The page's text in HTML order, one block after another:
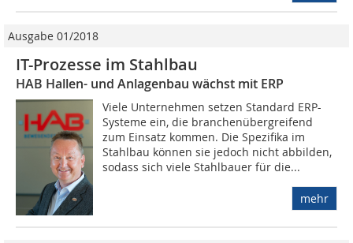
Ausgabe 01/2018
IT-Prozesse im Stahlbau
HAB Hallen- und Anlagenbau wächst mit ERP
Viele Unternehmen setzen Standard ERP-
Systeme ein, die branchenübergreifend
zum Einsatz kommen. Die Spezifika im
Stahlbau können sie jedoch nicht abbilden,
sodass sich viele Stahlbauer für die...
mehr